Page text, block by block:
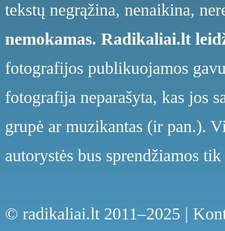
tekstų negrąžina, nenaikina,
nemokamas. Radikaliai.lt
fotografijos publikuojamos
fotografija neparašyta, kas jos
grupė ar muzikantas (ir pan.).
autorystės bus sprendžiamos
© radikaliai.lt 2011–2025 |